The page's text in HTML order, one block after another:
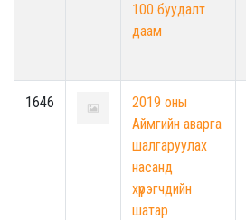
100 буудалт
даам
1646
2019 оны
Аймгийн аварга
шалгаруулах
насанд
хүрэгчдийн
шатар